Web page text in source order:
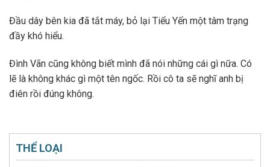
Đầu dây bên kia đã tắt máy, bỏ lại Tiểu Yến một tâm trạng
đầy khó hiểu.
Đình Vãn cũng không biết mình đã nói những cái gì nữa. Có
lẽ là không khác gì một tên ngốc. Rồi cô ta sẽ nghĩ anh bị
điên rồi đúng không.
THỂ LOẠI